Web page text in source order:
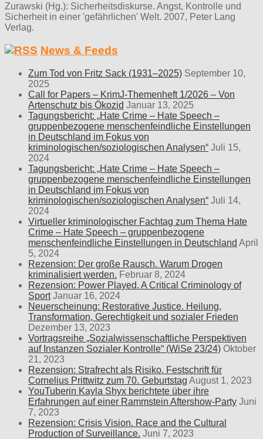
Zurawski (Hg.): Sicherheitsdiskurse. Angst, Kontrolle und
Sicherheit in einer 'gefährlichen' Welt. 2007, Peter Lang
Verlag.
News & Feeds
Zum Tod von Fritz Sack (1931–2025) September 10,
2025
Call for Papers – KrimJ-Themenheft 1/2026 – Von
Artenschutz bis Ökozid Januar 13, 2025
Tagungsbericht: „Hate Crime – Hate Speech –
gruppenbezogene menschenfeindliche Einstellungen
in Deutschland im Fokus von
kriminologischen/soziologischen Analysen“ Juli 15,
2024
Tagungsbericht: „Hate Crime – Hate Speech –
gruppenbezogene menschenfeindliche Einstellungen
in Deutschland im Fokus von
kriminologischen/soziologischen Analysen“ Juli 14,
2024
Virtueller kriminologischer Fachtag zum Thema Hate
Crime – Hate Speech – gruppenbezogene
menschenfeindliche Einstellungen in Deutschland April
5, 2024
Rezension: Der große Rausch. Warum Drogen
kriminalisiert werden. Februar 8, 2024
Rezension: Power Played. A Critical Criminology of
Sport Januar 16, 2024
Neuerscheinung: Restorative Justice. Heilung,
Transformation, Gerechtigkeit und sozialer Frieden
Dezember 13, 2023
Vortragsreihe „Sozialwissenschaftliche Perspektiven
auf Instanzen Sozialer Kontrolle“ (WiSe 23/24) Oktober
21, 2023
Rezension: Strafrecht als Risiko. Festschrift für
Cornelius Prittwitz zum 70. Geburtstag August 1, 2023
YouTuberin Kayla Shyx berichtete über ihre
Erfahrungen auf einer Rammstein Aftershow-Party Juni
7, 2023
Rezension: Crisis Vision. Race and the Cultural
Production of Surveillance. Juni 7, 2023